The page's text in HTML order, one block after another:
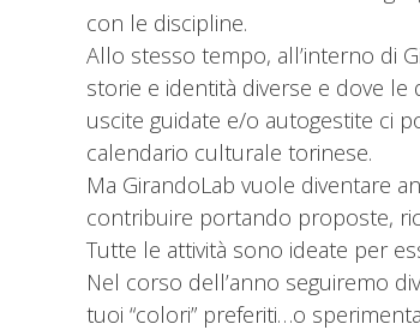
con le discipline.
Allo stesso tempo, all’interno di
storie e identità diverse e dove
uscite guidate e/o autogestite ci
calendario culturale torinese.
Ma GirandoLab vuole diventare
contribuire portando proposte,
Tutte le attività sono ideate per
Nel corso dell’anno seguiremo
tuoi “colori” preferiti…o